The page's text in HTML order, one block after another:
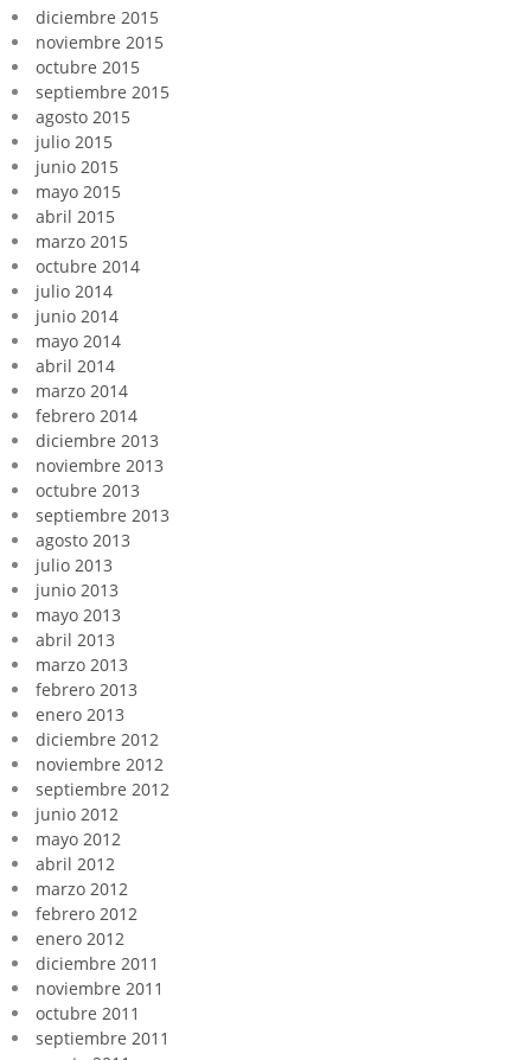
diciembre 2015
noviembre 2015
octubre 2015
septiembre 2015
agosto 2015
julio 2015
junio 2015
mayo 2015
abril 2015
marzo 2015
octubre 2014
julio 2014
junio 2014
mayo 2014
abril 2014
marzo 2014
febrero 2014
diciembre 2013
noviembre 2013
octubre 2013
septiembre 2013
agosto 2013
julio 2013
junio 2013
mayo 2013
abril 2013
marzo 2013
febrero 2013
enero 2013
diciembre 2012
noviembre 2012
septiembre 2012
junio 2012
mayo 2012
abril 2012
marzo 2012
febrero 2012
enero 2012
diciembre 2011
noviembre 2011
octubre 2011
septiembre 2011